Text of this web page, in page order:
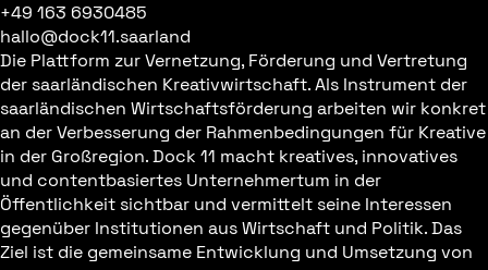
+49 163 6930485
hallo@dock11.saarland
Die Plattform zur Vernetzung, Förderung und Vertretung
der saarländischen Kreativwirtschaft. Als Instrument der
saarländischen Wirtschaftsförderung arbeiten wir konkret
an der Verbesserung der Rahmenbedingungen für Kreative
in der Großregion. Dock 11 macht kreatives, innovatives
und contentbasiertes Unternehmertum in der
Öffentlichkeit sichtbar und vermittelt seine Interessen
gegenüber Institutionen aus Wirtschaft und Politik. Das
Ziel ist die gemeinsame Entwicklung und Umsetzung von